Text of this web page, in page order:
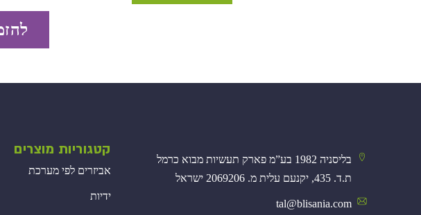
בליסניה 1982 בע”מ פארק תעשיות מבוא כרמל
ת.ד. 435, יקנעם עלית מ. 2069206 ישראל
tal@blisania.com‏
קטגוריות מוצרים
אביזרים לפי מערכת
ידיות